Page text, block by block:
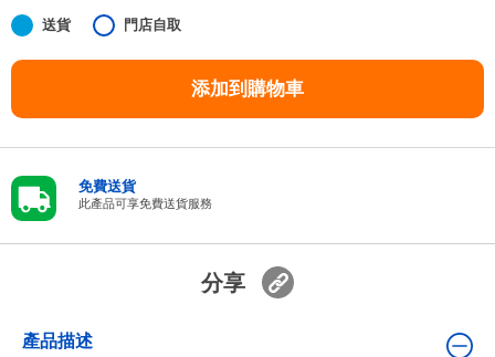
任天堂 Switch
人氣角色
送貨 門店自取
添加到購物車
免費送貨
此產品可享免費送貨服務
分享
產品描述